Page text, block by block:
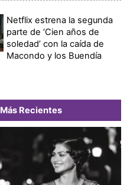
Netflix estrena la segunda
parte de ‘Cien años de
soledad’ con la caída de
Macondo y los Buendía
Más Recientes